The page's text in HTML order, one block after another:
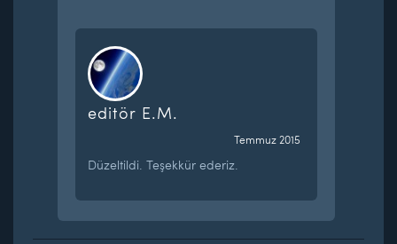
editör E.M.
Temmuz 2015
Düzeltildi. Teşekkür ederiz.